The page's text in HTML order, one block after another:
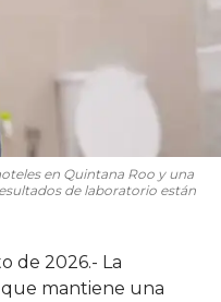
en Quintana Roo y una
de laboratorio están
de 2026.- La
mantiene una